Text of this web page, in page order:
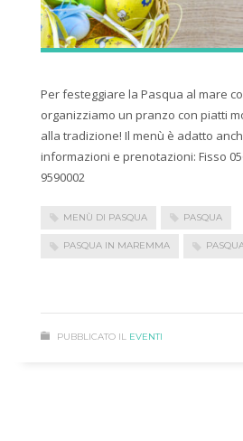
Per festeggiare la Pasqua al mare
organizziamo un pranzo con piatti
alla tradizione! Il menù è adatto
informazioni e prenotazioni: Fisso
9590002
MENÙ DI PASQUA PASQUA
PASQUA IN MAREMMA
PUBBLICATO IL EVENTI